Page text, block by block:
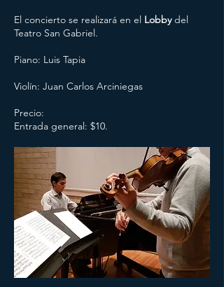
El concierto se realizará en el Lobbydel
Teatro San Gabriel.
Piano: Luis Tapia
Violín: Juan Carlos Arciniegas
Precio:
Entrada general: $10.